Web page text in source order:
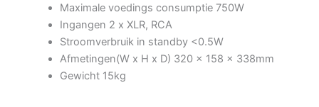
Maximale voedings consumptie 750W
Ingangen 2 x XLR, RCA
Stroomverbruik in standby <0.5W
Afmetingen(W x H x D) 320 x 158 x 338mm
Gewicht 15kg